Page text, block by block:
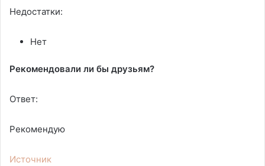
Недостатки:
Нет
Рекомендовали ли бы друзьям?
Ответ:
Рекомендую
Источник